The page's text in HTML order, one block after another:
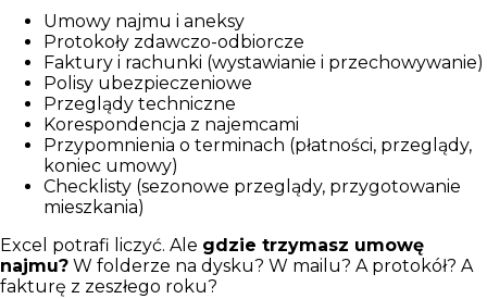
Umowy najmu i aneksy
Protokoły zdawczo-odbiorcze
Faktury i rachunki (wystawianie i przechowywanie)
Polisy ubezpieczeniowe
Przeglądy techniczne
Korespondencja z najemcami
Przypomnienia o terminach (płatności, przeglądy,
koniec umowy)
Checklisty (sezonowe przeglądy, przygotowanie
mieszkania)
Excel potrafi liczyć. Ale gdzie trzymasz umowę
najmu? W folderze na dysku? W mailu? A protokół? A
fakturę z zeszłego roku?